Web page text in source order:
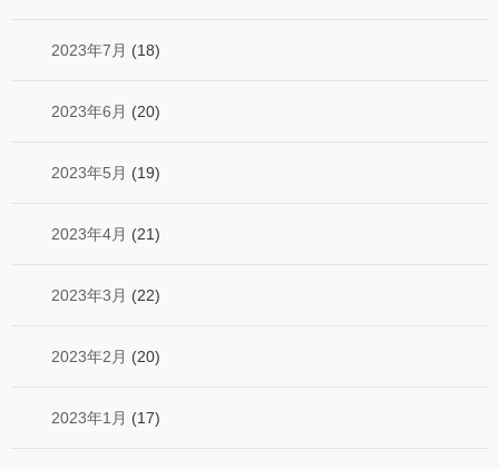
2023年7月 (18)
2023年6月 (20)
2023年5月 (19)
2023年4月 (21)
2023年3月 (22)
2023年2月 (20)
2023年1月 (17)